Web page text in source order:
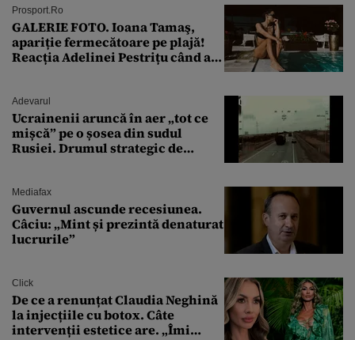
Prosport.ro
GALERIE FOTO. Ioana Tamaş,
apariție fermecătoare pe plajă!
Reacția Adelinei Pestrițu când a
Adevarul
Ucrainenii aruncă în aer „tot ce
mișcă” pe o șosea din sudul
Rusiei. Drumul strategic de
Mediafax
Guvernul ascunde recesiunea.
Câciu: „Mint și prezintă denaturat
lucrurile”
Click
De ce a renunțat Claudia Neghină
la injecțiile cu botox. Câte
intervenții estetice are. „Îmi